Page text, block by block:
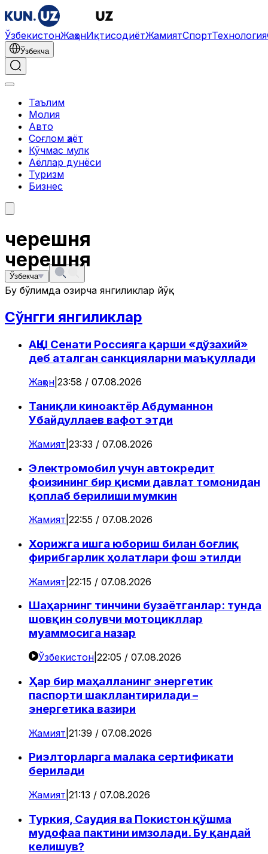
ЎзбекистонЖаҳонИқтисодиётЖамиятСпортТехнология
Ўзбекча
Таълим
Молия
Авто
Соғлом ҳаёт
Кўчмас мулк
Аёллар дунёси
Туризм
Бизнес
черешня
Ўзбекча
черешня
Бу бўлимда ҳозирча янгиликлар йўқ
Сўнгги янгиликлар
АҚШ Сенати Россияга қарши «дўзахий»
деб аталган санкцияларни маъқуллади
Жаҳон 23:58 / 07.08.2026
Таниқли киноактёр Абдуманнон
Убайдуллаев вафот этди
Жамият 23:33 / 07.08.2026
Электромобил учун автокредит
фоизининг бир қисми давлат томонидан
қоплаб берилиши мумкин
Жамият 22:55 / 07.08.2026
Хорижга ишга юбориш билан боғлиқ
фирибгарлик ҳолатлари фош этилди
Жамият 22:15 / 07.08.2026
Шаҳарнинг тинчини бузаётганлар: тунда
шовқин солувчи мотоцикллар
муаммосига назар
Ўзбекистон 22:05 / 07.08.2026
Ҳар бир маҳалланинг энергетик
паспорти шакллантирилади –
энергетика вазири
Жамият 21:39 / 07.08.2026
Риэлторларга малака сертификати
берилади
Жамият 21:13 / 07.08.2026
Туркия, Саудия ва Покистон қўшма
мудофаа пактини имзолади. Бу қандай
келишув?